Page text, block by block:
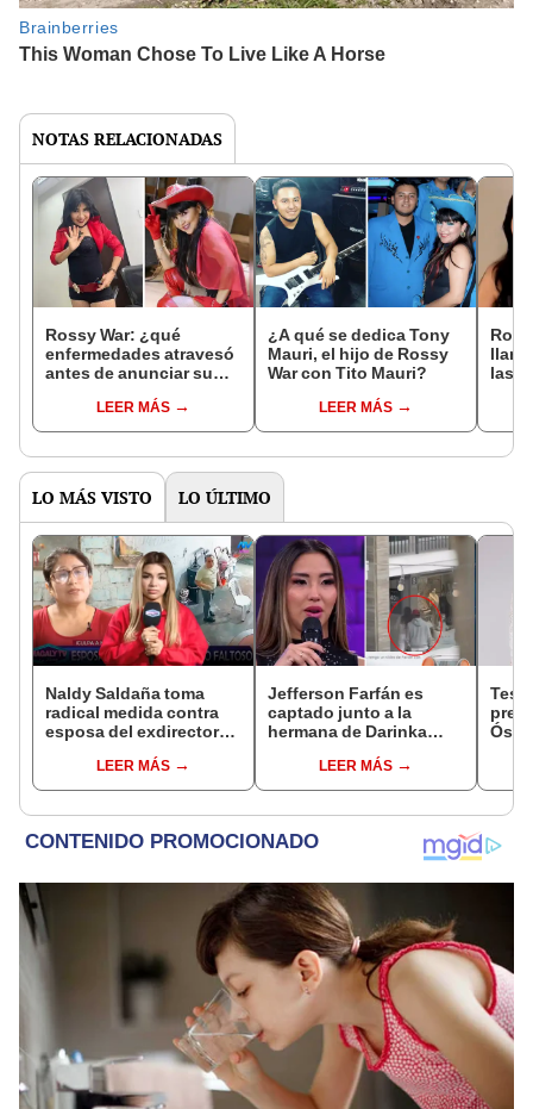
NOTAS RELACIONADAS
Rossy War: ¿qué
enfermedades atravesó
antes de anunciar su
para este miércoles?
LEER MÁS
¿A qué se dedica Tony
Mauri, el hijo de Rossy
War con Tito Mauri?
LEER MÁS
las
LO MÁS VISTO LO ÚLTIMO
Naldy Saldaña toma
radical medida contra
esposa del exdirector
acusarla de tener
relación con él: “Es
LEER MÁS
Jefferson Farfán es
captado junto a la
hermana de Darinka
Kanashiro trabajaba: “Él
tiene sus…”
LEER MÁS